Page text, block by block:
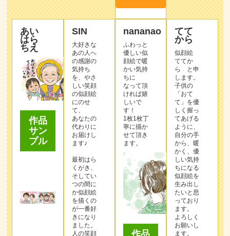
あい
はら
ちえ
作品
サン
プル
SIN
大好きな
あの人へ
の感謝の
気持ち
を、やさ
しい笑顔
の似顔絵
にのせ
て、
あなたの
代わりに
お届けし
ます♪
最初はら
くがき、
そしてい
つの間に
か似顔絵
を描くの
が一番好
きになり
ました。
人の笑顔
nananao
ふわっと
優しい似
顔絵で暖
かい気持
ちに
なって頂
ければ嬉
しいで
す！
1枚1枚丁
寧に描か
せて頂き
ます。
作品
てて
から
似顔絵
ててか
ら と申
します。
子供の
「おて
て」を優
しく握っ
てあげる
ように、
自分の手
から、暖
かく、優
しい気持
ちになる
似顔絵を
生み出し
たいと思
っており
ます。
よろしく
お願いし
ます。